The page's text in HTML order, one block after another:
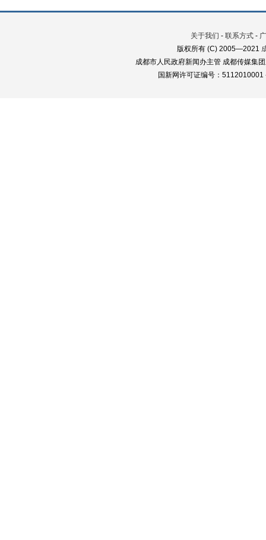
关于我们 - 联系方式 -
版权所有 (C) 2005—2021
成都市人民政府新闻办主管 成都传媒集
国新网许可证编号：